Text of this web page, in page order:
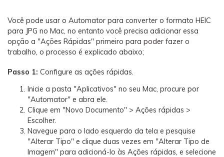
Você pode usar o Automator para converter o formato HEIC
para JPG no Mac, no entanto você precisa adicionar essa
opção a "Ações Rápidas" primeiro para poder fazer o
trabalho, o processo é explicado abaixo;
Passo 1: Configure as ações rápidas.
Inicie a pasta "Aplicativos" no seu Mac, procure por
"Automator" e abra ele.
Clique em "Novo Documento" > Ações rápidas >
Escolher.
Navegue para o lado esquerdo da tela e pesquise
"Alterar Tipo" e clique duas vezes em "Alterar Tipo de
Imagem" para adicioná-lo às Ações rápidas, e selecione